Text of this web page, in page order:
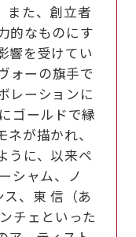
また、創立者
的なものにす
響を受けてい
ォーの旗手で
レーションに
ゴールドで縁
が描かれ、
うに、以来ペ
シャム、ノ
、東 信（あ
チェといった